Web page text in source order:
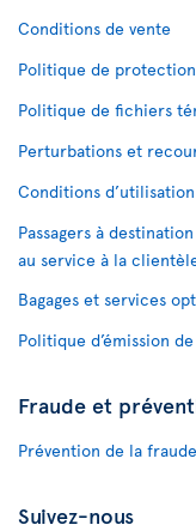
Conditions de vente
Politique de
Politique de fichiers
Perturbations et
Conditions
Passagers à
au service à la
Bagages et services
Politique d’émission
Fraude et
Prévention de la fraude
Suivez-nous